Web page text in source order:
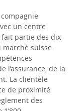
un centre
fait partie des dix
suisse.
l’assurance, de la
La clientèle
de proximité
des